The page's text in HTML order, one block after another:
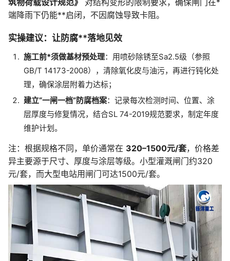
端降雨下仍能**启闭，不因腐蚀导致卡阻。
实操建议：让防腐**落地见效
施工前*须做基材预处理：用喷砂除锈至Sa2.5级（参照
GB/T 14173-2008），清除氧化皮与油污，再进行钝化处
理，确保涂层附着力达标；
建立“一闸一档”防腐档案：记录每次检测时间、位置、涂
层厚度与修复情况，结合SL 74-2019规范要求，制定年度
维护计划。
注：根据规格不同，单价通常在 320–1500元/套，价格差
异主要源于尺寸、厚度与涂层等级。小型灌溉闸门约320
元/套，而大型电站用闸门可达1500元/套。